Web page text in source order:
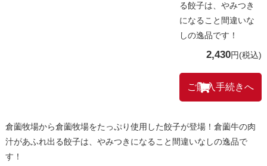
る餃子は、やみつき
になること間違いな
しの逸品です！
2,430円(税込)
倉薗牧場から倉薗牧場をたっぷり使用した餃子が登場！倉薗牛の肉
汁があふれ出る餃子は、やみつきになること間違いなしの逸品で
す！